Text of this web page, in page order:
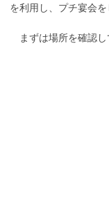
を利用し、プチ宴会を
まずは場所を確認し